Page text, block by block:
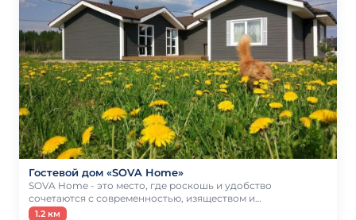
Гостевой дом «SOVA Home»
SOVA Home - это место, где роскошь и удобство
сочетаются с современностью, изяществом и…
1.2 км